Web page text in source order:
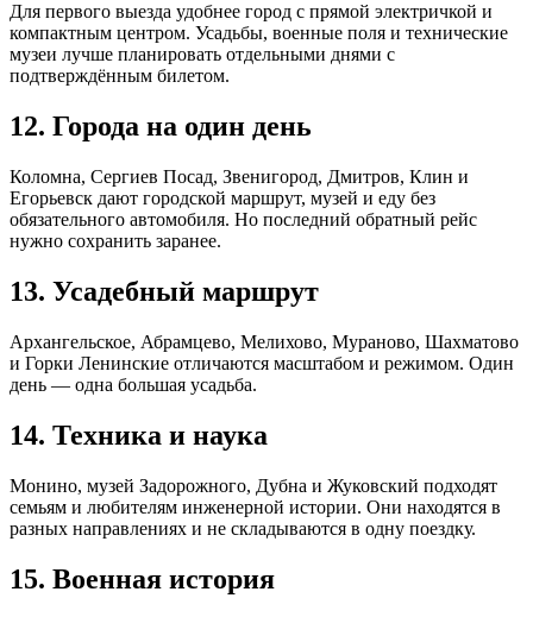
Для первого выезда удобнее город с прямой электричкой и
компактным центром. Усадьбы, военные поля и технические
музеи лучше планировать отдельными днями с
подтверждённым билетом.
12. Города на один день
Коломна, Сергиев Посад, Звенигород, Дмитров, Клин и
Егорьевск дают городской маршрут, музей и еду без
обязательного автомобиля. Но последний обратный рейс
нужно сохранить заранее.
13. Усадебный маршрут
Архангельское, Абрамцево, Мелихово, Мураново, Шахматово
и Горки Ленинские отличаются масштабом и режимом. Один
день — одна большая усадьба.
14. Техника и наука
Монино, музей Задорожного, Дубна и Жуковский подходят
семьям и любителям инженерной истории. Они находятся в
разных направлениях и не складываются в одну поездку.
15. Военная история